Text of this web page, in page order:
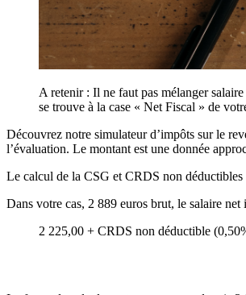
A retenir : Il ne faut pas mélanger
se trouve à la case « Net Fiscal » de
Découvrez notre simulateur d’impôts sur le
l’évaluation. Le montant est une donnée
Le calcul de la CSG et CRDS non
Dans votre cas, 2 889 euros brut, le salaire
2 225,00 + CRDS non déductible